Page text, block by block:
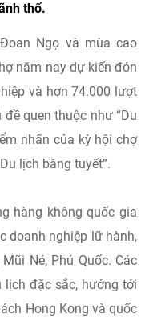
thổ.
Ngọ và mùa cao
năm nay dự kiến đón
và hơn 74.000 lượt
quen thuộc như “Du
nhấn của kỳ hội chợ
lịch băng tuyết”.
hàng không quốc gia
doanh nghiệp lữ hành,
Né, Phú Quốc. Các
lịch đặc sắc, hướng tới
Hong Kong và quốc